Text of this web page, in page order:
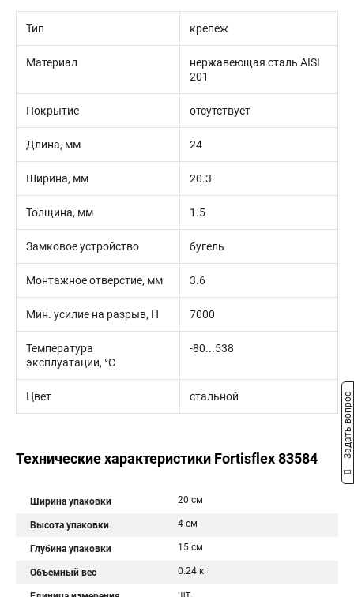
Тип крепеж
Материал
нержавеющая сталь AISI
201
Покрытие отсутствует
Длина, мм 24
Ширина, мм 20.3
Толщина, мм 1.5
Замковое устройство бугель
Монтажное отверстие, мм 3.6
Мин. усилие на разрыв, Н 7000
Температура
эксплуатации, °C
-80...538
Цвет стальной
Технические характеристики Fortisflex 83584
Ширина упаковки 20 см
Высота упаковки 4 см
Глубина упаковки 15 см
Объемный вес 0.24 кг
шт.
Задать вопрос